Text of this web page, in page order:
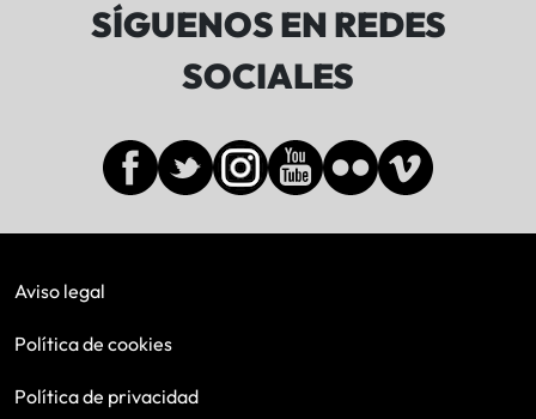
SÍGUENOS EN REDES
SOCIALES
Aviso legal
Política de cookies
Política de privacidad